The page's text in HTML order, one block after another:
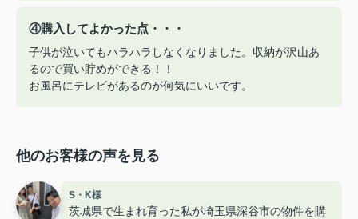
④購入してよかった点・・・
子供が泣いてもハラハラしなくなりました。収納が沢山あ
るので買い貯めができる！！
お風呂にテレビがあるのが何気にいいです。
他のお客様の声を見る
S・K様
茨城県で生まれ育った私が埼玉県深谷市の物件を購